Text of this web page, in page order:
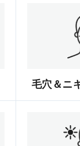
毛穴＆ニ